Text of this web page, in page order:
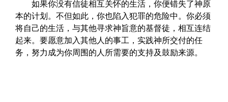
如果你没有信徒相互关怀的生活，你便错失了神原
本的计划。不但如此，你也陷入犯罪的危险中。你必须
将自己的生活，与其他寻求神旨意的基督徒，相互连结
起来。要愿意加入其他人的事工，实践神所交付的任
务，努力成为你周围的人所需要的支持及鼓励来源。